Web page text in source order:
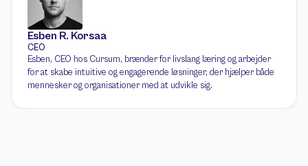
Esben R. Korsaa
CEO
Esben, CEO hos Cursum, brænder for livslang læring og arbejder
for at skabe intuitive og engagerende løsninger, der hjælper både
mennesker og organisationer med at udvikle sig.